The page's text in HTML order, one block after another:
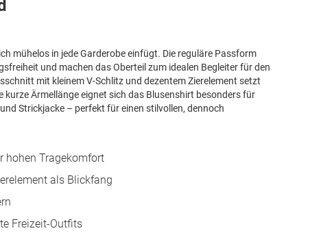
mühelos in jede Garderobe einfügt. Die reguläre Passform
und machen das Oberteil zum idealen Begleiter für den
mit kleinem V-Schlitz und dezentem Zierelement setzt
Ärmellänge eignet sich das Blusenshirt besonders für
Strickjacke – perfekt für einen stilvollen, dennoch
hohen Tragekomfort
als Blickfang
Freizeit-Outfits